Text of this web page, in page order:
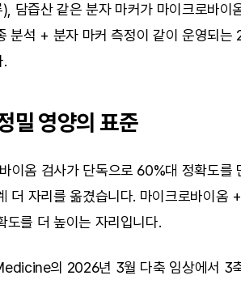
담즙산 같은 분자 마커가 마이크로바이
분석 + 분자 마커 측정이 같이 운영되
.
밀 영양의 표준
이옴 검사가 단독으로 60%대 정확도를
더 자리를 옮겼습니다. 마이크로바이옴
도를 더 높이는 자리입니다.
의 2026년 3월 다축 임상에서 3